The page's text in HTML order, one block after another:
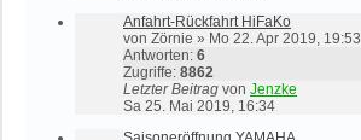
Anfahrt-Rückfahrt HiFaKo
von Zörnie » Mo 22. Apr 2019, 19:53
Antworten: 6
Zugriffe: 8862
Letzter Beitrag von Jenzke
Sa 25. Mai 2019, 16:34